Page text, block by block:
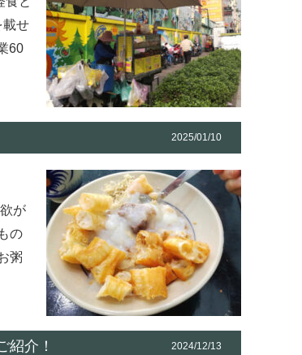
載せ
60
2025/01/10
が
の
粥
紹介！ 2024/12/13